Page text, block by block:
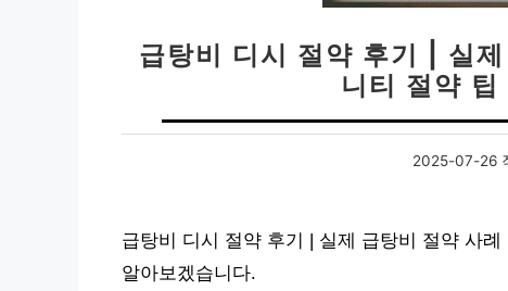
급탕비 디시 절약 후기 | 실
니티 절약 팁
2025-07-26
급탕비 디시 절약 후기 | 실제 급탕비 절약 사
알아보겠습니다.